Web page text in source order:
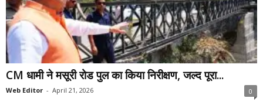
CM धामी ने मसूरी रोड पुल का किया निरीक्षण, जल्द पूरा...
Web Editor - April 21, 2026 0